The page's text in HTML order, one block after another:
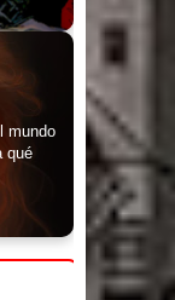
mundo
qué